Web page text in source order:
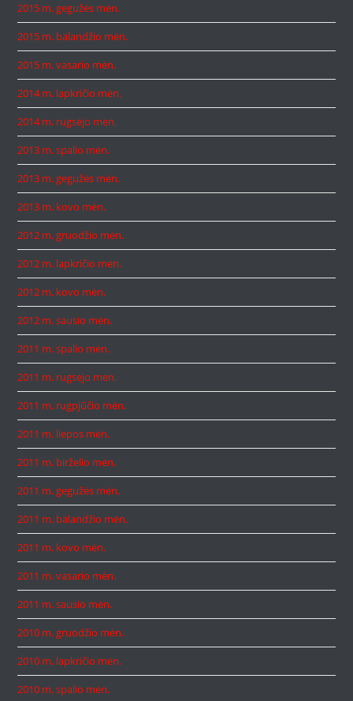
2015 m. gegužės mėn.
2015 m. balandžio mėn.
2015 m. vasario mėn.
2014 m. lapkričio mėn.
2014 m. rugsėjo mėn.
2013 m. spalio mėn.
2013 m. gegužės mėn.
2013 m. kovo mėn.
2012 m. gruodžio mėn.
2012 m. lapkričio mėn.
2012 m. kovo mėn.
2012 m. sausio mėn.
2011 m. spalio mėn.
2011 m. rugsėjo mėn.
2011 m. rugpjūčio mėn.
2011 m. liepos mėn.
2011 m. birželio mėn.
2011 m. gegužės mėn.
2011 m. balandžio mėn.
2011 m. kovo mėn.
2011 m. vasario mėn.
2011 m. sausio mėn.
2010 m. gruodžio mėn.
2010 m. lapkričio mėn.
2010 m. spalio mėn.